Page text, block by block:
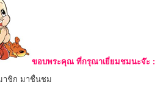
ขอบพระคุณ ที่กรุณาเยี่ยมชมนะจ๊ะ :
าชิก มาชื่นชม